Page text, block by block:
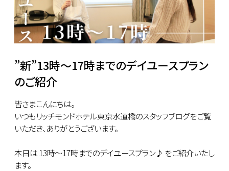
”新”13時～17時までのデイユースプラン
のご紹介
皆さまこんにちは。
いつもリッチモンドホテル東京水道橋のスタッフブログをご覧
いただき、ありがとうございます。
本日は 13時～17時までのデイユースプラン♪ をご紹介いたし
ます。